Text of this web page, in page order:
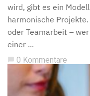
wird, gibt es ein
harmonische
oder Teamarbeit –
einer ...
0 Kommentare